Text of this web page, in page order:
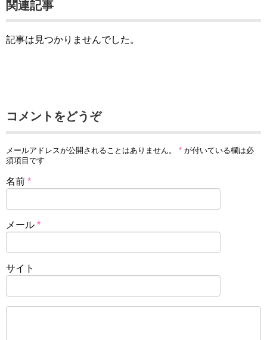
関連記事
記事は見つかりませんでした。
コメントをどうぞ
メールアドレスが公開されることはありません。 * が付いている欄は必
須項目です
名前 *
メール *
サイト